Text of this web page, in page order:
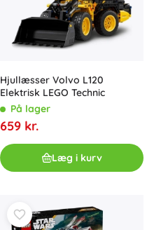
Hjul­læsser Volvo L120
Elektrisk LEGO Technic
På lager
659 kr.
Læg i kurv